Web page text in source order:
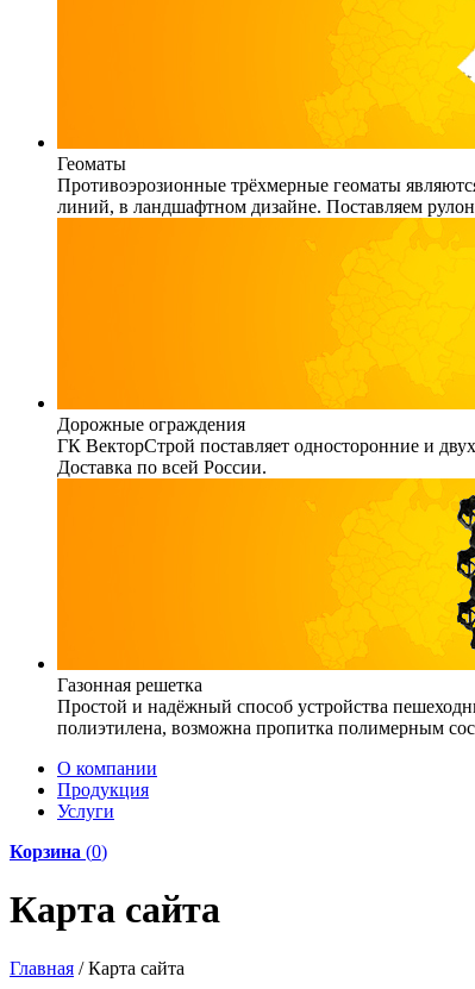
Геоматы
Противоэрозионные трёхмерные геоматы
линий, в ландшафтном дизайне. Поставляем
Дорожные ограждения
ГК ВекторСтрой поставляет односторонние и
Доставка по всей России.
Газонная решетка
Простой и надёжный способ устройства
полиэтилена, возможна пропитка полимерным
О компании
Продукция
Услуги
Корзина (0)
Карта сайта
Главная / Карта сайта